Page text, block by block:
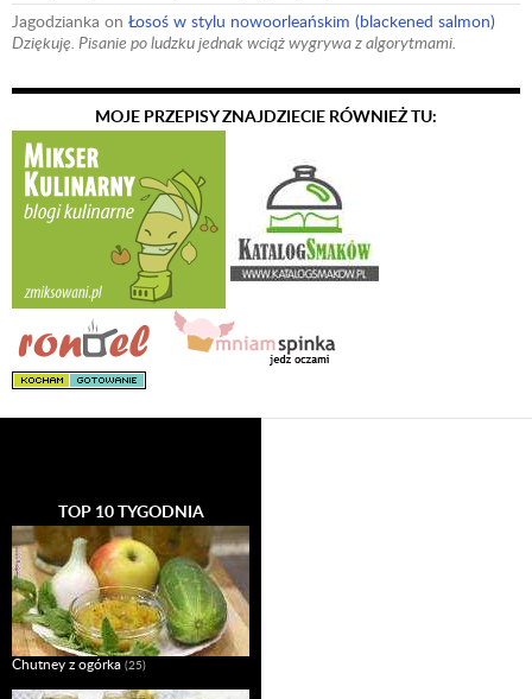
Jagodzianka on Łosoś w stylu nowoorleańskim (blackened salmon)
Dziękuję. Pisanie po ludzku jednak wciąż wygrywa z algorytmami.
MOJE PRZEPISY ZNAJDZIECIE RÓWNIEŻ TU:
TOP 10 TYGODNIA
Chutney z ogórka (25)